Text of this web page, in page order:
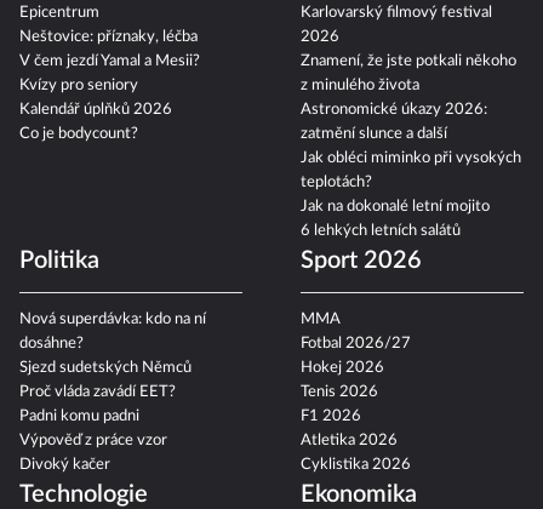
Epicentrum
Neštovice: příznaky, léčba
V čem jezdí Yamal a Mesii?
Kvízy pro seniory
Kalendář úplňků 2026
Co je bodycount?
Karlovarský filmový festival
2026
Znamení, že jste potkali někoho
z minulého života
Astronomické úkazy 2026:
zatmění slunce a další
Jak obléci miminko při vysokých
teplotách?
Jak na dokonalé letní mojito
6 lehkých letních salátů
Politika
Nová superdávka: kdo na ní
dosáhne?
Sjezd sudetských Němců
Proč vláda zavádí EET?
Padni komu padni
Výpověď z práce vzor
Divoký kačer
Sport 2026
MMA
Fotbal 2026/27
Hokej 2026
Tenis 2026
F1 2026
Atletika 2026
Cyklistika 2026
Technologie Ekonomika